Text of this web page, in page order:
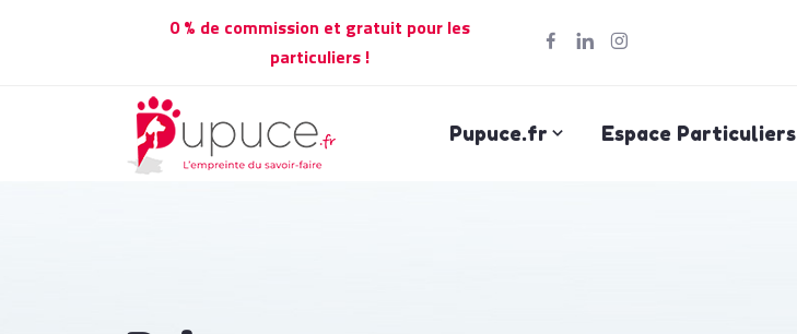
0 % de commission et gratuit pour les
particuliers !
Pupuce.fr Espace Particuliers